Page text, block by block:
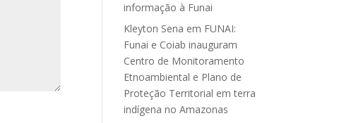
informação à Funai
Kleyton Sena em FUNAI:
Funai e Coiab inauguram
Centro de Monitoramento
Etnoambiental e Plano de
Proteção Territorial em terra
indígena no Amazonas